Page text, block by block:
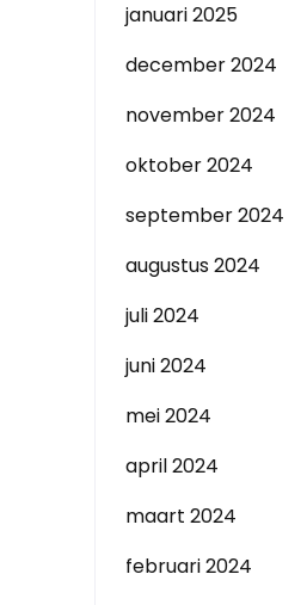
januari 2025
december 2024
november 2024
oktober 2024
september 2024
augustus 2024
juli 2024
juni 2024
mei 2024
april 2024
maart 2024
februari 2024